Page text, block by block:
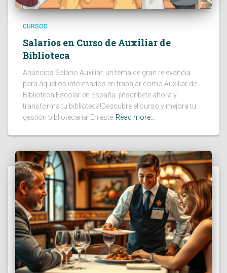
CURSOS
Salarios en Curso de Auxiliar de
Biblioteca
Anúncios Salario Auxiliar, un tema de gran relevancia
para aquellos interesados en trabajar como Auxiliar de
Biblioteca Escolar en España. ¡Inscríbete ahora y
transforma tu biblioteca!Descubre el curso y mejora tu
gestión bibliotecaria! En este Read more…